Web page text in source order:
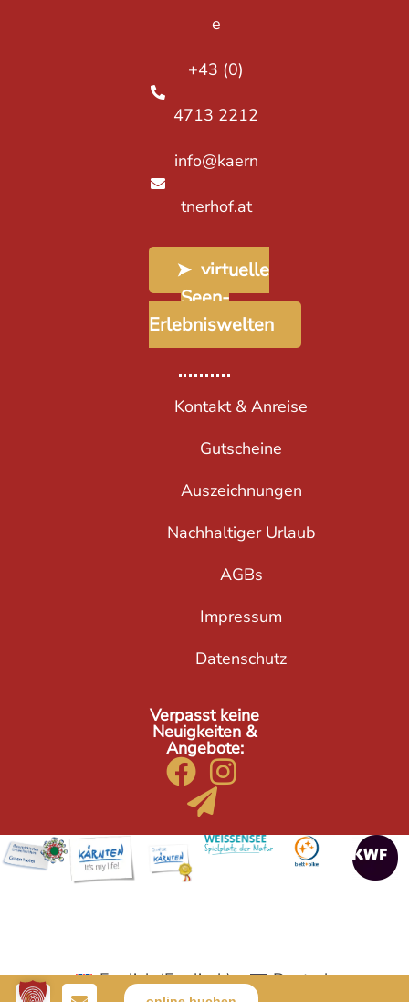
e
+43 (0)
4713 2212
info@kaern
tnerhof.at
➤ virtuelle
Seen-
Erlebniswelten
Kontakt & Anreise
Gutscheine
Auszeichnungen
Nachhaltiger Urlaub
AGBs
Impressum
Datenschutz
Verpasst keine
Neuigkeiten &
Angebote:
English(Englisch) Deutsch